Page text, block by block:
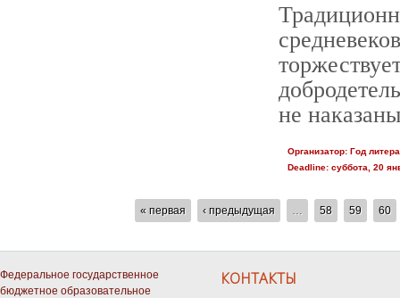
не
Организатор:Год
Deadline:суббота, 20
СТРАНИЦЫ« первая ‹ предыдущая 58 59 60
Федеральное государственное
бюджетное образовательное
КОНТАКТЫ